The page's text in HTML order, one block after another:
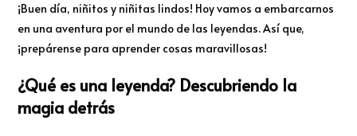
¡Buen día, niñitos y niñitas lindos! Hoy vamos a embarcarnos
en una aventura por el mundo de las leyendas. Así que,
¡prepárense para aprender cosas maravillosas!
¿Qué es una leyenda? Descubriendo la
magia detrás